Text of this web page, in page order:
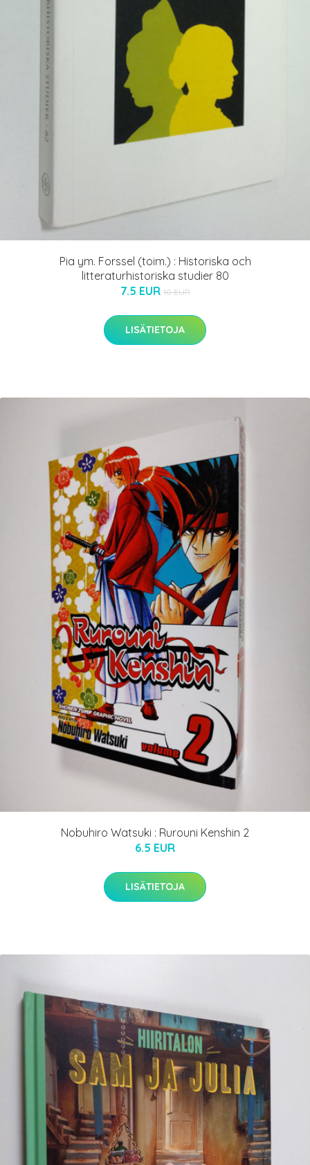
Pia ym. Forssel (toim.) : Historiska och
litteraturhistoriska studier 80
7.5 EUR 10 EUR
LISÄTIETOJA
Nobuhiro Watsuki : Rurouni Kenshin 2
6.5 EUR
LISÄTIETOJA